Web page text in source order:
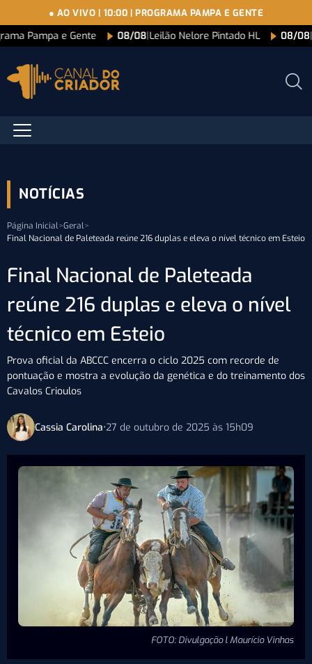
● AO VIVO | 10:00 | PROGRAMA PAMPA E GENTE
Pampa e Gente 08/08|Leilão Nelore Pintado HL 08/08
NOTÍCIAS
Página Inicial>Geral>
Final Nacional de Paleteada reúne 216 duplas e eleva o nível técnico em Esteio
Final Nacional de Paleteada
reúne 216 duplas e eleva o nível
técnico em Esteio
Prova oficial da ABCCC encerra o ciclo 2025 com recorde de
pontuação e mostra a evolução da genética e do treinamento dos
Cavalos Crioulos
Cassia Carolina•27 de outubro de 2025 às 15h09
FOTO: Divulgação l Maurício Vinhas